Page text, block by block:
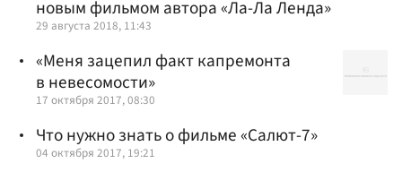
новым фильмом автора «Ла-Ла Ленда»
29 августа 2018, 11:43
«Меня зацепил факт капремонта
в невесомости»
17 октября 2017, 08:30
Что нужно знать о фильме «Салют-7»
04 октября 2017, 19:21